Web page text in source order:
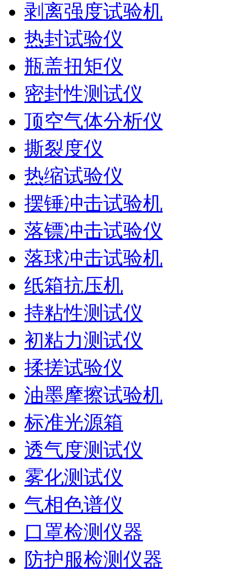
剥离强度试验机
热封试验仪
瓶盖扭矩仪
密封性测试仪
顶空气体分析仪
撕裂度仪
热缩试验仪
摆锤冲击试验机
落镖冲击试验仪
落球冲击试验机
纸箱抗压机
持粘性测试仪
初粘力测试仪
揉搓试验仪
油墨摩擦试验机
标准光源箱
透气度测试仪
雾化测试仪
气相色谱仪
口罩检测仪器
防护服检测仪器